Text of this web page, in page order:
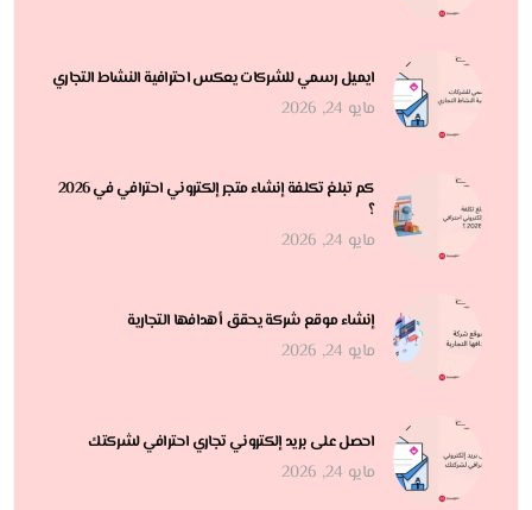
ايميل رسمي للشركات يعكس احترافية النشاط التجاري
مايو 24, 2026
كم تبلغ تكلفة إنشاء متجر إلكتروني احترافي في 2026
؟
مايو 24, 2026
إنشاء موقع شركة يحقق أهدافها التجارية
مايو 24, 2026
احصل على بريد إلكتروني تجاري احترافي لشركتك
مايو 24, 2026